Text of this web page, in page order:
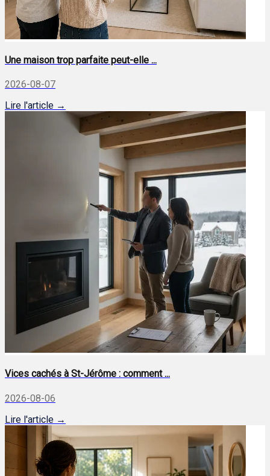
Une maison trop parfaite peut-elle ...
2026-08-07
Lire l'article →
Vices cachés à St-Jérôme : comment ...
2026-08-06
Lire l'article →